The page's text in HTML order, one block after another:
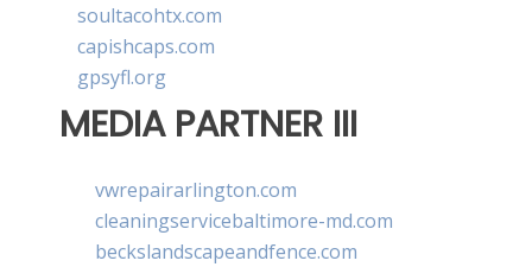
soultacohtx.com
capishcaps.com
gpsyfl.org
MEDIA PARTNER III
vwrepairarlington.com
cleaningservicebaltimore-md.com
beckslandscapeandfence.com